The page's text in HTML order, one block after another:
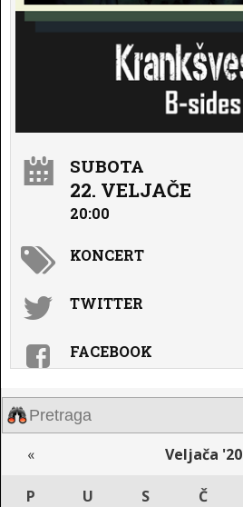
SUBOTA
22. VELJAČE
20:00
KONCERT
TWITTER
FACEBOOK
« Veljača '20
P U S Č